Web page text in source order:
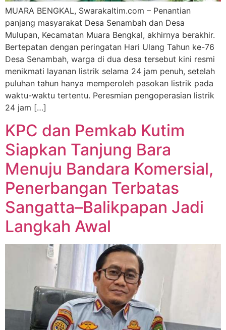
MUARA BENGKAL, Swarakaltim.com – Penantian
panjang masyarakat Desa Senambah dan Desa
Mulupan, Kecamatan Muara Bengkal, akhirnya berakhir.
Bertepatan dengan peringatan Hari Ulang Tahun ke-76
Desa Senambah, warga di dua desa tersebut kini resmi
menikmati layanan listrik selama 24 jam penuh, setelah
puluhan tahun hanya memperoleh pasokan listrik pada
waktu-waktu tertentu. Peresmian pengoperasian listrik
24 jam […]
KPC dan Pemkab Kutim
Siapkan Tanjung Bara
Menuju Bandara Komersial,
Penerbangan Terbatas
Sangatta–Balikpapan Jadi
Langkah Awal